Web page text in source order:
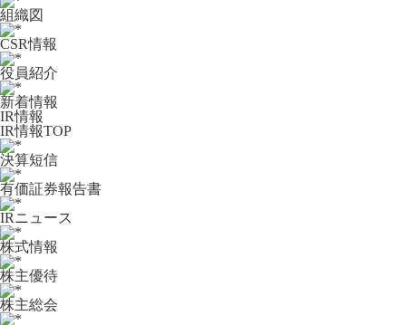
組織図
CSR情報
役員紹介
新着情報
IR情報
IR情報TOP
決算短信
有価証券報告書
IRニュース
株式情報
株主優待
株主総会